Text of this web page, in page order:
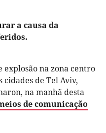
a causa da
na zona centro
de Tel Aviv,
na manhã desta
de comunicação